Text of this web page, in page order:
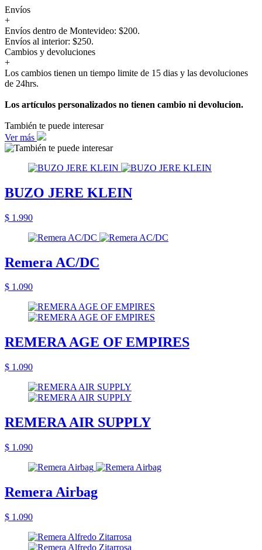
Envíos
+
Envíos dentro de Montevideo: $200.
Envíos al interior: $250.
Cambios y devoluciones
+
Los cambios tienen un tiempo limite de 15 dias y las devoluciones
de 24hrs.
Los artículos personalizados no tienen cambio ni devolucion.
También te puede interesar
Ver más
BUZO JERE KLEIN
$ 1.990
Remera AC/DC
$ 1.090
REMERA AGE OF EMPIRES
$ 1.090
REMERA AIR SUPPLY
$ 1.090
Remera Airbag
$ 1.090